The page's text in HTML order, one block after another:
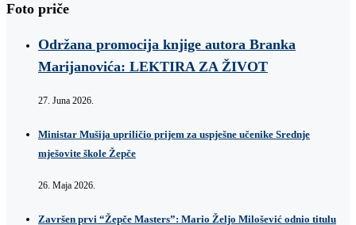
Foto priče
Održana promocija knjige autora Branka
Marijanovića: LEKTIRA ZA ŽIVOT
27. Juna 2026.
Ministar Mušija upriličio prijem za uspješne učenike Srednje
mješovite škole Žepče
26. Maja 2026.
Završen prvi “Žepče Masters”: Mario Željo Milošević odnio titulu